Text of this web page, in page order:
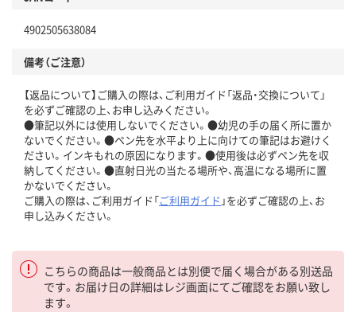
4902505638084
備考（ご注意）
【返品について】ご購入の際は、ご利用ガイド「返品・交換について」
を必ずご確認の上、お申し込みください。
●筆記以外には使用しないでください。●幼児の手の届く所に置か
ないでください。●ペン先を水平より上に向けての筆記はお避けく
ださい。インキもれの原因になります。●使用後は必ずペン先を収
納してください。●直射日光の当たる場所や、高温になる場所に置
かないでください。
ご購入の際は、ご利用ガイド「ご利用ガイド 」を必ずご確認の上、お
申し込みください。
こちらの商品は一般商品とは別便で届く場合がある別送品
です。お届け日の詳細はレジ画面にてご確認をお願い致し
ます。